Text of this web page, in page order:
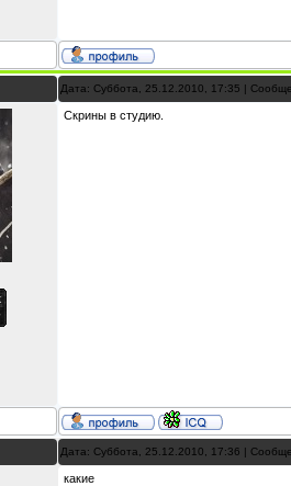
Дата: Суббота, 25.12.2010, 17:35 |
Скрины в студию.
Дата: Суббота, 25.12.2010, 17:36 |
какие